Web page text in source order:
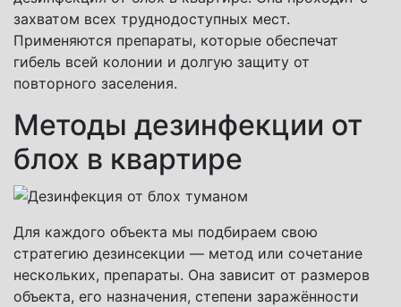
захватом всех труднодоступных мест.
Применяются препараты, которые обеспечат
гибель всей колонии и долгую защиту от
повторного заселения.
Методы дезинфекции от
блох в квартире
Для каждого объекта мы подбираем свою
стратегию дезинсекции — метод или сочетание
нескольких, препараты. Она зависит от размеров
объекта, его назначения, степени заражённости